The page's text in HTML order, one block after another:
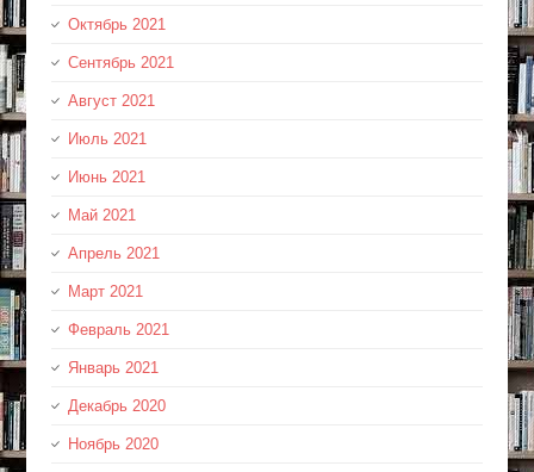
Октябрь 2021
Сентябрь 2021
Август 2021
Июль 2021
Июнь 2021
Май 2021
Апрель 2021
Март 2021
Февраль 2021
Январь 2021
Декабрь 2020
Ноябрь 2020